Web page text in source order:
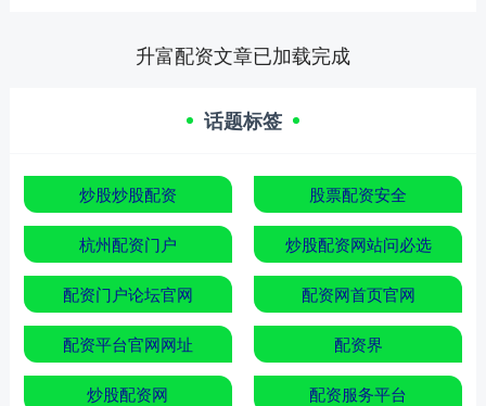
升富配资文章已加载完成
话题标签
炒股炒股配资 股票配资安全
杭州配资门户 炒股配资网站问必选
配资门户论坛官网 配资网首页官网
配资平台官网网址 配资界
炒股配资网 配资服务平台